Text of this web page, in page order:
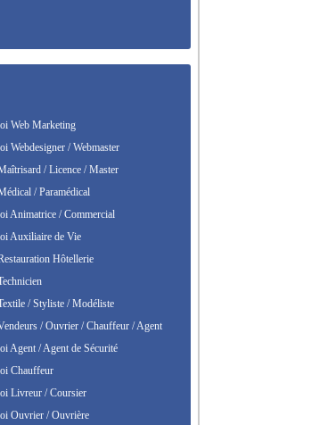
Web Marketing
Webdesigner / Webmaster
/ Licence / Master
/ Paramédical
Animatrice / Commercial
Auxiliaire de Vie
Hôtellerie
/ Styliste / Modéliste
/ Ouvrier / Chauffeur / Agent
Agent / Agent de Sécurité
Chauffeur
Livreur / Coursier
Ouvrier / Ouvrière